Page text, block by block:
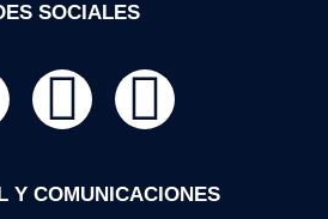
SOCIALES
Y COMUNICACIONES